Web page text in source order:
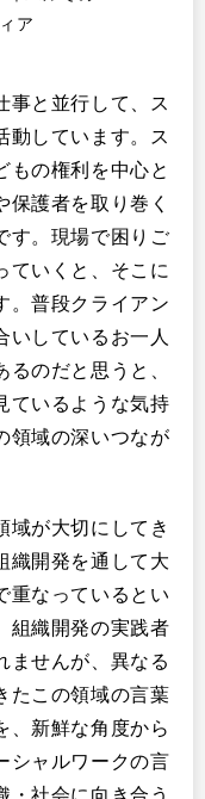
ア
事と並行して、ス
動しています。ス
もの権利を中心と
保護者を取り巻く
す。現場で困りご
ていくと、そこに
。普段クライアン
いしているお一人
のだと思うと、
ているような気持
領域の深いつなが
域が大切にしてき
織開発を通して大
重なっているとい
組織開発の実践者
ませんが、異なる
たこの領域の言葉
、新鮮な角度から
シャルワークの言
・社会に向き合う